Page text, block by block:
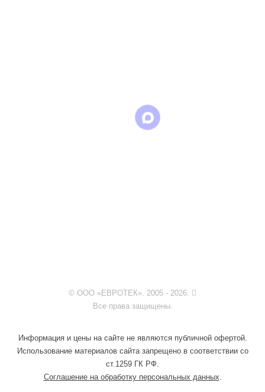
© ООО «ЕВРОТЕК». 2005 - 2026.
Все права защищены.
Информация и цены на сайте не являются публичной офертой.
Использование материалов сайта запрещено в соответствии со
ст.1259 ГК РФ.
Соглашение на обработку персональных данных